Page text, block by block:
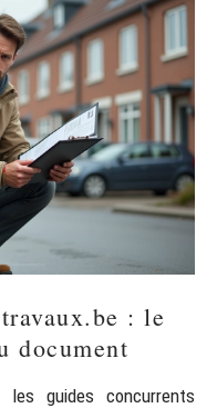
: le
document
guides concurrents